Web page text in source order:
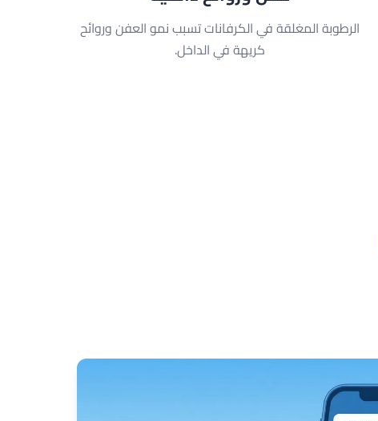
الرطوبة المغلقة في الكرفانات تسبب نمو العفن وروائح
كريهة في الداخل.